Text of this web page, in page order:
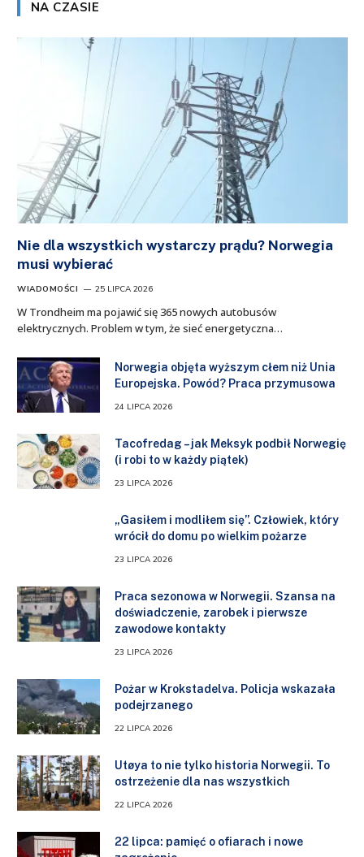
NA CZASIE
Nie dla wszystkich wystarczy prądu? Norwegia
musi wybierać
WIADOMOŚCI 25 LIPCA 2026
W Trondheim ma pojawić się 365 nowych autobusów
elektrycznych. Problem w tym, że sieć energetyczna…
Norwegia objęta wyższym cłem niż Unia
Europejska. Powód? Praca przymusowa
24 LIPCA 2026
Tacofredag – jak Meksyk podbił Norwegię
(i robi to w każdy piątek)
23 LIPCA 2026
„Gasiłem i modliłem się”. Człowiek, który
wrócił do domu po wielkim pożarze
23 LIPCA 2026
Praca sezonowa w Norwegii. Szansa na
doświadczenie, zarobek i pierwsze
zawodowe kontakty
23 LIPCA 2026
Pożar w Krokstadelva. Policja wskazała
podejrzanego
22 LIPCA 2026
Utøya to nie tylko historia Norwegii. To
ostrzeżenie dla nas wszystkich
22 LIPCA 2026
22 lipca: pamięć o ofiarach i nowe